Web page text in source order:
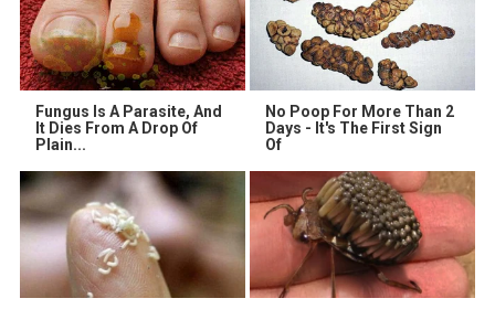
Fungus Is A Parasite, And
It Dies From A Drop Of
Plain...
No Poop For More Than 2
Days - It's The First Sign
Of